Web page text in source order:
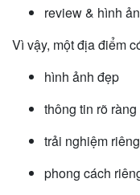
review & hình
Vì vậy, một địa điểm
hình ảnh đẹp
thông tin rõ ràng
trải nghiệm riêng
phong cách